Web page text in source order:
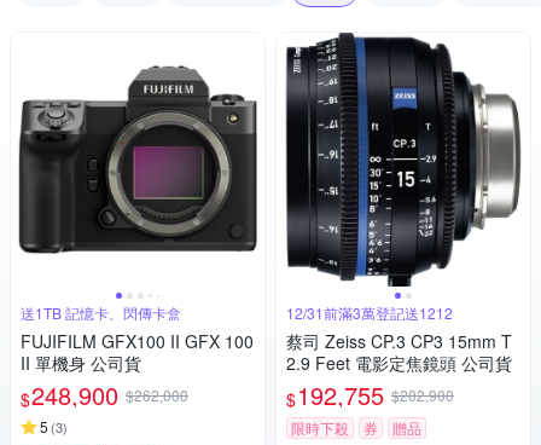
送1TB 記憶卡、閃傳卡盒
FUJIFILM GFX100 II GFX 100
II 單機身 公司貨
$248,900 $262,000
5 (3)
12/31前滿3萬登記送1212
蔡司 Zeiss CP.3 CP3 15mm T
2.9 Feet 電影定焦鏡頭 公司貨
$192,755 $202,900
限時下殺
券 贈品